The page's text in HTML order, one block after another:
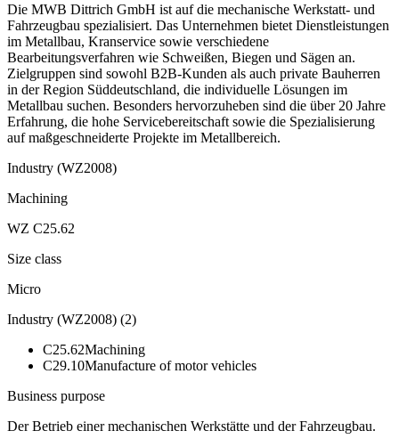
Die MWB Dittrich GmbH ist auf die mechanische Werkstatt- und
Fahrzeugbau spezialisiert. Das Unternehmen bietet Dienstleistungen
im Metallbau, Kranservice sowie verschiedene
Bearbeitungsverfahren wie Schweißen, Biegen und Sägen an.
Zielgruppen sind sowohl B2B-Kunden als auch private Bauherren
in der Region Süddeutschland, die individuelle Lösungen im
Metallbau suchen. Besonders hervorzuheben sind die über 20 Jahre
Erfahrung, die hohe Servicebereitschaft sowie die Spezialisierung
auf maßgeschneiderte Projekte im Metallbereich.
Industry (WZ2008)
Machining
WZ C25.62
Size class
Micro
Industry (WZ2008) (2)
C25.62Machining
C29.10Manufacture of motor vehicles
Business purpose
Der Betrieb einer mechanischen Werkstätte und der Fahrzeugbau.